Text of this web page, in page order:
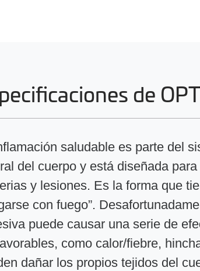
de
saludable es parte del
del cuerpo y está diseñada
y lesiones. Es la forma que
con fuego”.
puede causar una serie de
como calor/fiebre,
dañar los propios tejidos del